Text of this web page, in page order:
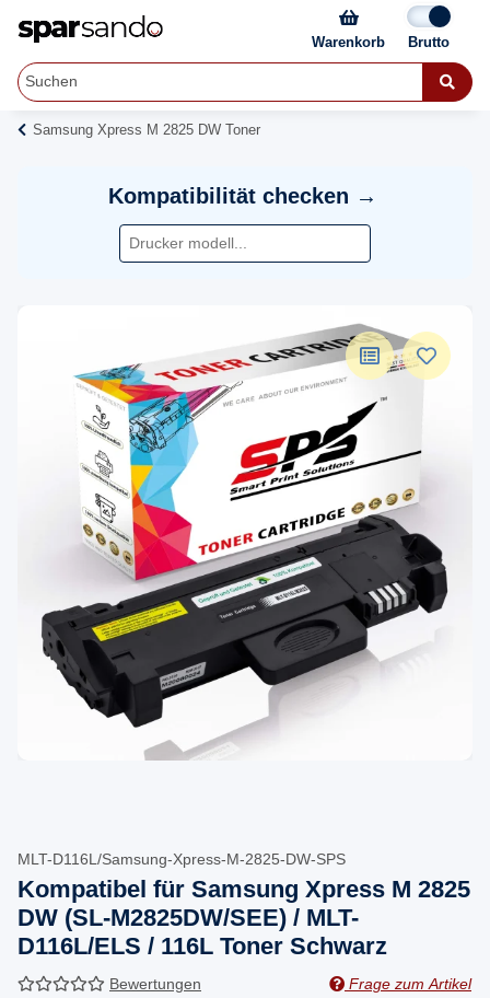
Warenkorb
Samsung Xpress M 2825 DW Toner
Kompatibilität checken →
MLT-D116L/Samsung-Xpress-M-2825-DW-SPS
Kompatibel für Samsung Xpress M 2825
DW (SL-M2825DW/SEE) / MLT-
D116L/ELS / 116L Toner Schwarz
Bewertungen Frage zum Artikel